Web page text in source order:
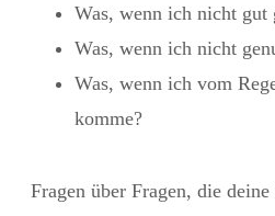
Was, wenn ich nicht gut
Was, wenn ich nicht
Was, wenn ich vom
komme?
Fragen über Fragen, die